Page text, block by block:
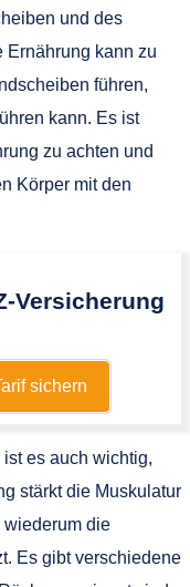
und des
Ernährung kann zu
führen,
kann. Es ist
zu achten und
Körper mit den
Versicherung
sichern
es auch wichtig,
stärkt die Muskulatur
wiederum die
Es gibt verschiedene